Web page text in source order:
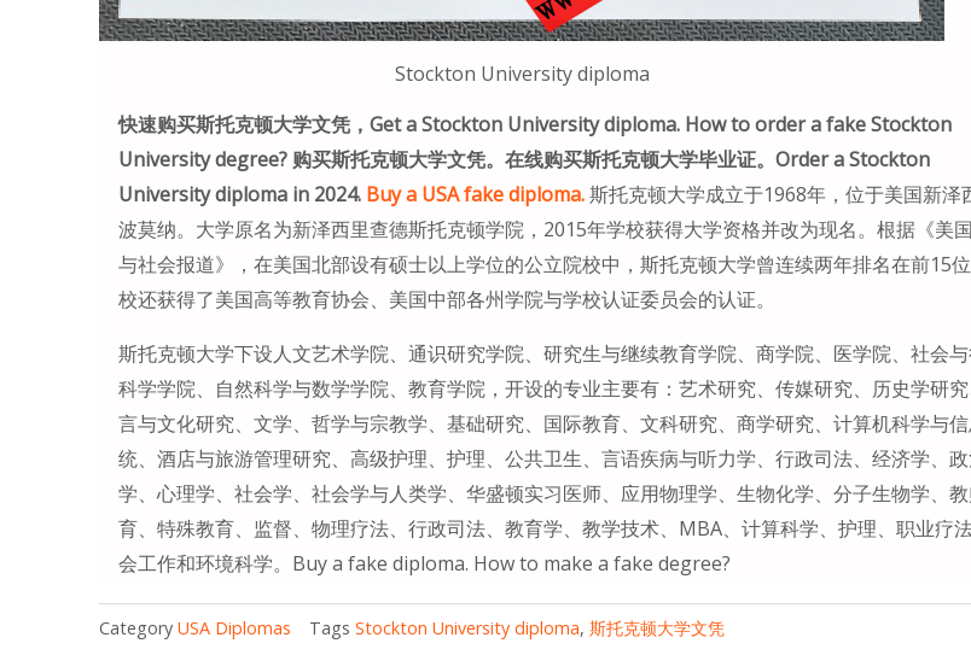
Stockton University diploma
快速购买斯托克顿大学文凭，Get a Stockton University diploma. How to order a fake Stockton
University degree? 购买斯托克顿大学文凭。在线购买斯托克顿大学毕业证。Order a Stockton
University diploma in 2024. Buy a USA fake diploma.斯托克顿大学成立于1968年，位于美国新泽
波莫纳。大学原名为新泽西里查德斯托克顿学院，2015年学校获得大学资格并改为现名。根据《美
与社会报道》，在美国北部设有硕士以上学位的公立院校中，斯托克顿大学曾连续两年排名在前15
校还获得了美国高等教育协会、美国中部各州学院与学校认证委员会的认证。
斯托克顿大学下设人文艺术学院、通识研究学院、研究生与继续教育学院、商学院、医学院、社会
科学学院、自然科学与数学学院、教育学院，开设的专业主要有：艺术研究、传媒研究、历史学研
言与文化研究、文学、哲学与宗教学、基础研究、国际教育、文科研究、商学研究、计算机科学与
统、酒店与旅游管理研究、高级护理、护理、公共卫生、言语疾病与听力学、行政司法、经济学、
学、心理学、社会学、社会学与人类学、华盛顿实习医师、应用物理学、生物化学、分子生物学、
育、特殊教育、监督、物理疗法、行政司法、教育学、教学技术、MBA、计算科学、护理、职业疗
会工作和环境科学。Buy a fake diploma. How to make a fake degree?
Category USA Diplomas Tags Stockton University diploma, 斯托克顿大学文凭